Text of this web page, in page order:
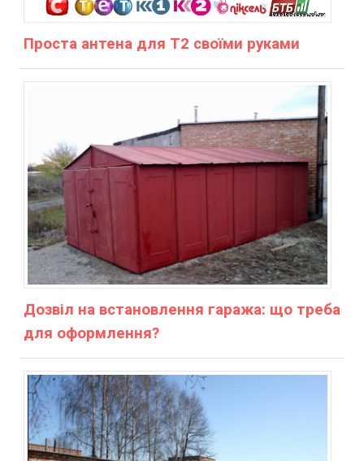
Проста антена для Т2 своїми руками
Дозвіл на встановлення гаража: що треба
для оформлення?